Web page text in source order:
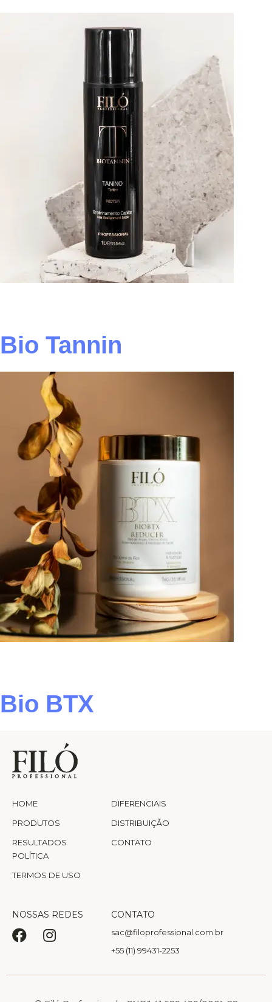
Bio Tannin
Bio BTX
HOME
PRODUTOS
RESULTADOS
DIFERENCIAIS
DISTRIBUIÇÃO
CONTATO
POLÍTICA
TERMOS DE USO
NOSSAS REDES CONTATO
sac@filoprofessional.com.br
+55 (11) 99431-2253